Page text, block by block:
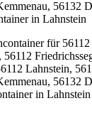
in Lahnstein
in Lahnstein